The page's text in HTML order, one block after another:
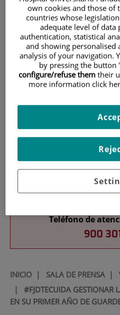
Investigación
Docencia
Teléfono de
900
INICIO| SALA DE PRENSA|
| #FJDTECUIDA GESTIONAR
EN SU PRIMER AÑO DE
own cookies and those of
countries whose
adequate level of data
authentication, statistical
and showing
analysis of your navigation.
by pressing the button
configure/refuse them their
more information click